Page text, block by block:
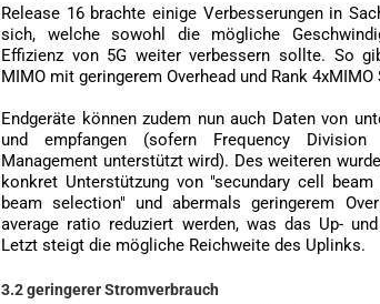
Release 16 brachte einige Verbesserungen in
sich, welche sowohl die mögliche
Effizienz von 5G weiter verbessern sollte. So
MIMO mit geringerem Overhead und Rank 4xMIMO
Endgeräte können zudem nun auch Daten von
und empfangen (sofern Frequency
Management unterstützt wird). Des weiteren
konkret Unterstützung von "secundary cell
beam selection" und abermals geringerem
average ratio reduziert werden, was das Up-
Letzt steigt die mögliche Reichweite des Uplinks.
3.2 geringerer Stromverbrauch